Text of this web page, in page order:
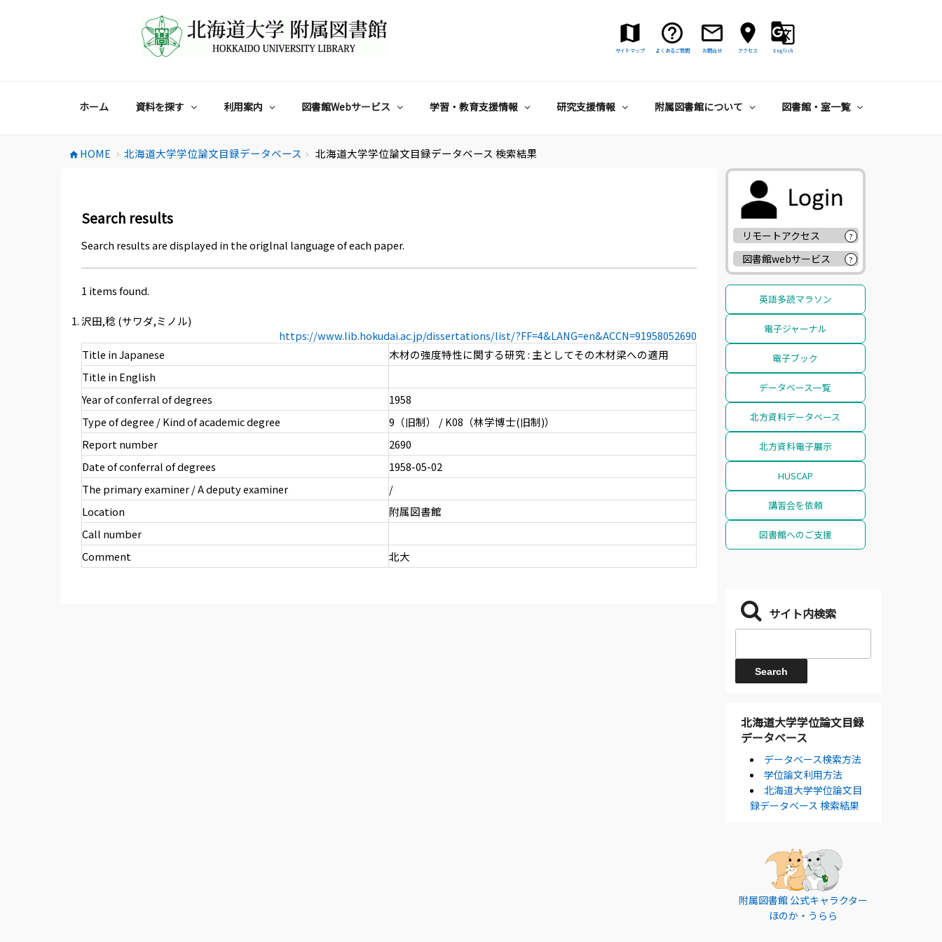
サイトマップ よくあるご質問 お問合せ アクセス English
ホーム 資料を探す 利用案内 図書館Webサービス 学習・教育支援情報 研究支援情報 附属図書館について 図書館・室一覧
home HOME chevron_right 北海道大学学位論文目録データベース chevron_right 北海道大学学位論文目録データベース 検索結果
Search results
Search results are displayed in the origlnal language of each paper.
1 items found.
沢田,稔 (サワダ,ミノル)
https://www.lib.hokudai.ac.jp/dissertations/list/?FF=4&LANG=en&ACCN=91958052690
Title in Japanese
木材の強度特性に関する研究 : 主としてその木材梁への適用
Title in English
Year of conferral of degrees
1958
Type of degree / Kind of academic degree
9（旧制） / K08（林学博士(旧制)）
Report number
2690
Date of conferral of degrees
1958-05-02
The primary examiner / A deputy examiner
/
Location
附属図書館
Call number
Comment
北大
リモートアクセス ?
図書館webサービス ?
英語多読マラソン
電子ジャーナル
電子ブック
データベース一覧
北方資料データベース
北方資料電子展示
HUSCAP
講習会を依頼
図書館へのご支援
サイト内検索
北海道大学学位論文目録
データベース
データベース検索方法
学位論文利用方法
北海道大学学位論文目
録データベース 検索結果
附属図書館 公式キャラクター
ほのか・うらら